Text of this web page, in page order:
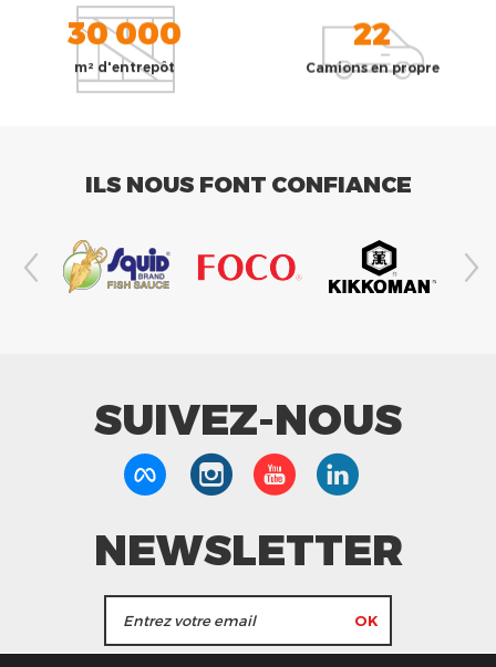
30 000
m² d'entrepôt
22
Camions en propre
ILS NOUS FONT CONFIANCE
SUIVEZ-NOUS
NEWSLETTER